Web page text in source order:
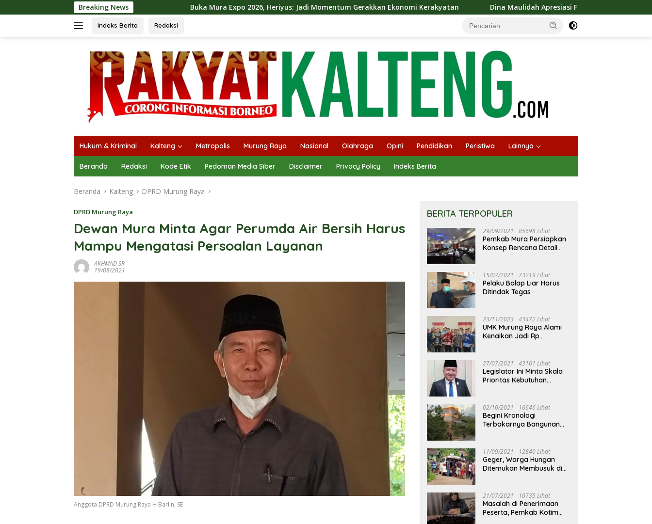
ke
Breaking NewsBuka Mura Expo 2026, Heriyus: Jadi Momentum Gerakkan Ekonomi Kerakyatan Dina Maulidah Apresiasi Festival Jajanan Tempo Dulu, Dorong Kuliner
Indeks Berita Redaksi
Hukum & Kriminal Kalteng Metropolis Murung Raya Nasional Olahraga Opini Pendidikan Peristiwa Lainnya
Beranda Redaksi Kode Etik Pedoman Media Siber Disclaimer Privacy Policy Indeks Berita
Beranda Kalteng DPRD Murung Raya
DPRD Murung Raya
Dewan Mura Minta Agar Perumda Air Bersih Harus
Mampu Mengatasi Persoalan Layanan
AKHMAD SR
19/08/2021
Anggota DPRD Murung Raya H Barlin, SE
BERITA TERPOPULER
29/09/2021 85698 Lihat
Pemkab Mura Persiapkan
Konsep Rencana Detail
15/07/2021 73219 Lihat
Pelaku Balap Liar Harus
Ditindak Tegas
23/11/2023 43472 Lihat
UMK Murung Raya Alami
Kenaikan Jadi Rp
27/07/2021 43161 Lihat
Legislator Ini Minta Skala
Prioritas Kebutuhan
02/10/2021 16646 Lihat
Begini Kronologi
Terbakarnya Bangunan
11/09/2021 12840 Lihat
Geger, Warga Hungan
Ditemukan Membusuk di
21/07/2021 10735 Lihat
Masalah di Penerimaan
Peserta, Pemkab Kotim